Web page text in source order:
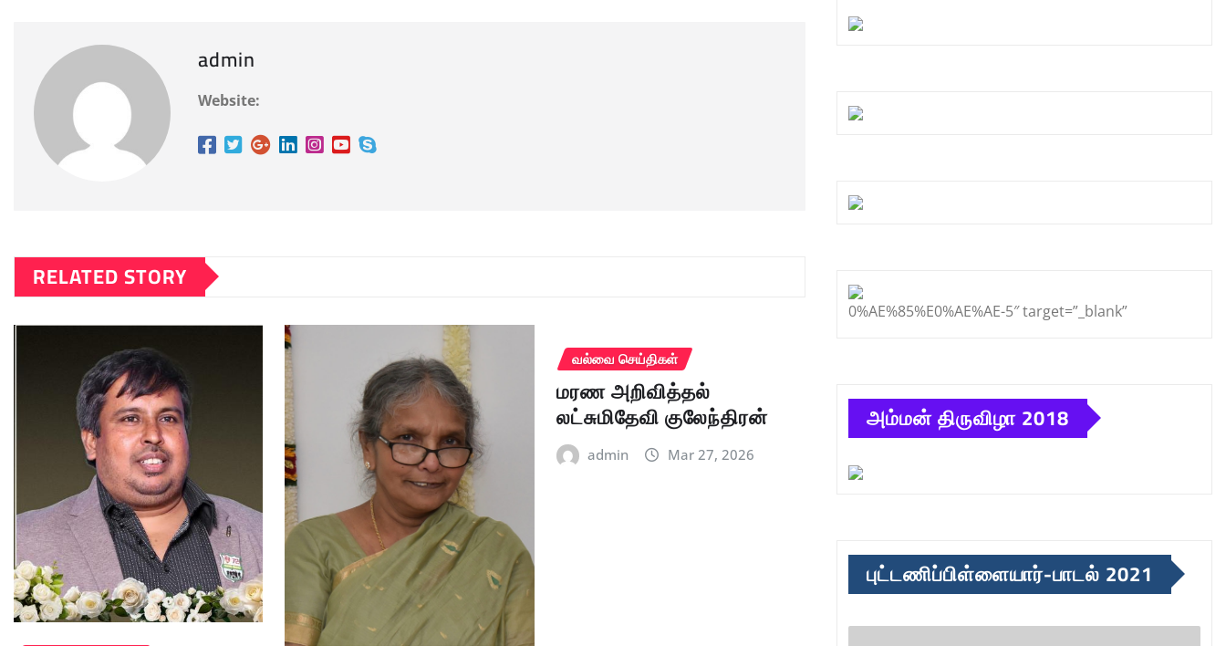
admin
Website:
RELATED STORY
வல்வை செய்திகள்
மரண அறிவித்தல்
லட்சுமிதேவி குலேந்திரன்
admin Mar 27, 2026
0%AE%85%E0%AE%AE-5″ target=”_blank”
அம்மன் திருவிழா 2018
புட்டணிப்பிள்ளையார்-பாடல் 2021